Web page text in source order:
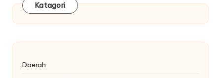
Katagori
Daerah